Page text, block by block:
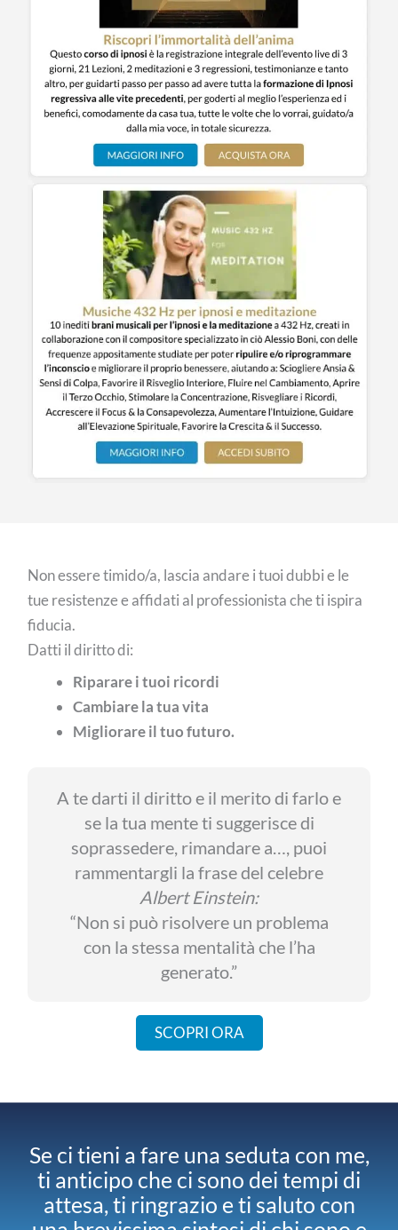
Non essere timido/a, lascia andare i tuoi dubbi e le
tue resistenze e affidati al professionista che ti ispira
fiducia.
Datti il diritto di:
Riparare i tuoi ricordi
Cambiare la tua vita
Migliorare il tuo futuro.
A te darti il diritto e il merito di farlo e
se la tua mente ti suggerisce di
soprassedere, rimandare a…, puoi
rammentargli la frase del celebre
Albert Einstein:
“Non si può risolvere un problema
con la stessa mentalità che l’ha
generato.”
SCOPRI ORA
Se ci tieni a fare una seduta con me,
ti anticipo che ci sono dei tempi di
attesa, ti ringrazio e ti saluto con